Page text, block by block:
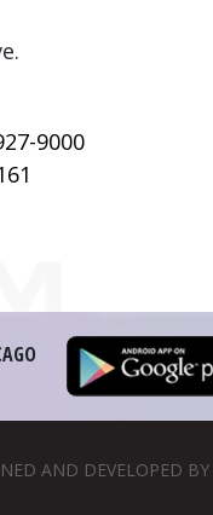
9000
AND DEVELOPED BY